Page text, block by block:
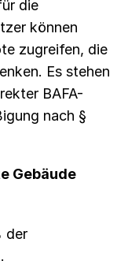
die
können
zugreifen, die
Es stehen
BAFA-
nach §
Gebäude
der